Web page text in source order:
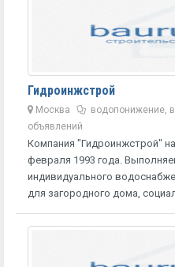
Гидроинжстрой
Москва водопонижение,
объявлений
Компания "Гидроинжстрой"
февраля 1993 года.
индивидуального
для загородного дома,